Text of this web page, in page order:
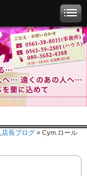
店長ブログ » Cym.ロール